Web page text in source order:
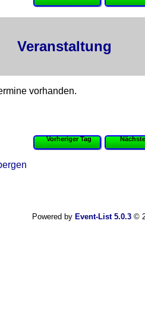
Veranstaltung
vorhanden.
Vorheriger Tag
Powered by Event-List 5.0.3©